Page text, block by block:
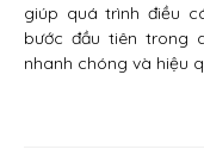
giúp quá trình điều
bước đầu tiên trong
nhanh chóng và hiệu